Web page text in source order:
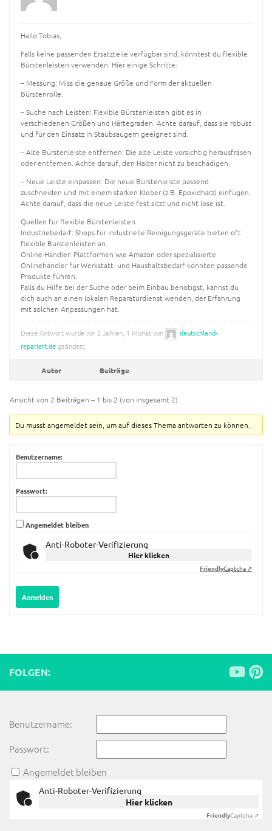
Hallo Tobias,
Falls keine passenden Ersatzteile verfügbar sind, könntest du flexible
Bürstenleisten verwenden. Hier einige Schritte:
– Messung: Miss die genaue Größe und Form der aktuellen
Bürstenrolle.
– Suche nach Leisten: Flexible Bürstenleisten gibt es in
verschiedenen Größen und Härtegraden. Achte darauf, dass sie robust
und für den Einsatz in Staubsaugern geeignet sind.
– Alte Bürstenleiste entfernen: Die alte Leiste vorsichtig herausfräsen
oder entfernen. Achte darauf, den Halter nicht zu beschädigen.
– Neue Leiste einpassen: Die neue Bürstenleiste passend
zuschneiden und mit einem starken Kleber (z.B. Epoxidharz) einfügen.
Achte darauf, dass die neue Leiste fest sitzt und nicht lose ist.
Quellen für flexible Bürstenleisten
Industriebedarf: Shops für industrielle Reinigungsgeräte bieten oft
flexible Bürstenleisten an.
Online-Händler: Plattformen wie Amazon oder spezialisierte
Onlinehändler für Werkstatt- und Haushaltsbedarf könnten passende
Produkte führen.
Falls du Hilfe bei der Suche oder beim Einbau benötigst, kannst du
dich auch an einen lokalen Reparaturdienst wenden, der Erfahrung
mit solchen Anpassungen hat.
Diese Antwort wurde vor 2 Jahren, 1 Monat von
deutschland-
repariert.degeändert.
Autor Beiträge
Ansicht von 2 Beiträgen – 1 bis 2 (von insgesamt 2)
Du musst angemeldet sein, um auf dieses Thema antworten zu können.
Benutzername:
Passwort:
Angemeldet bleiben
Anti-Roboter-Verifizierung
Hier klicken
FriendlyCaptcha ⇗
Anmelden
FOLGEN:
Benutzername:
Passwort:
Angemeldet bleiben
Anti-Roboter-Verifizierung
Hier klicken
FriendlyCaptcha ⇗